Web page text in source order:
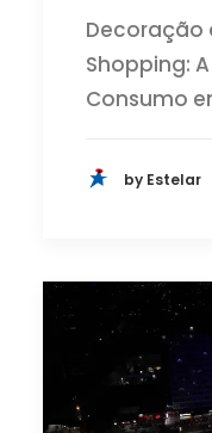
Decoração
Shopping:
Consumo
by Estelar